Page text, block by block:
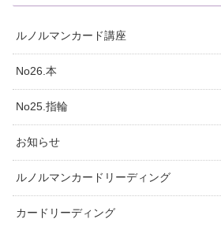
ルノルマンカード講座
No26.本
No25.指輪
お知らせ
ルノルマンカードリーディング
カードリーディング